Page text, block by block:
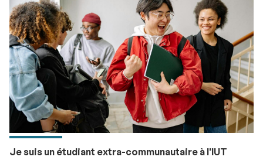
Je suis un étudiant extra-communautaire à l'IUT